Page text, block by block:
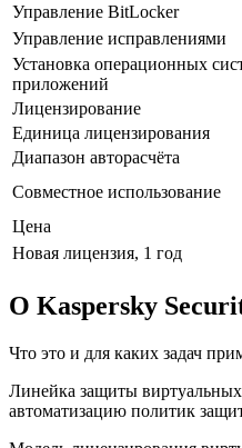
Управление BitLocker
Управление исправлениями
Установка операционных
приложений
Лицензирование
Единица лицензирования
Диапазон авторасчёта
Совместное использование
Цена
Новая лицензия, 1 год
О Kaspersky
Что это и для каких задач
Линейка защиты виртуальных
автоматизацию политик